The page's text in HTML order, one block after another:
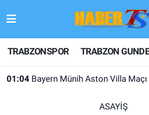
TRABZONSPOR TRABZON
01:04 Bayern Münih Aston Villa
ASAYİŞ
TRABZONSPOR
TRABZON GUNDEMI
Hava Durumu
Trafik Durumu